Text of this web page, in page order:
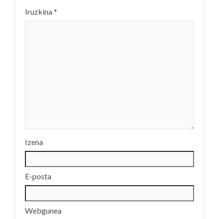
Iruzkina*
Izena
E-posta
Webgunea